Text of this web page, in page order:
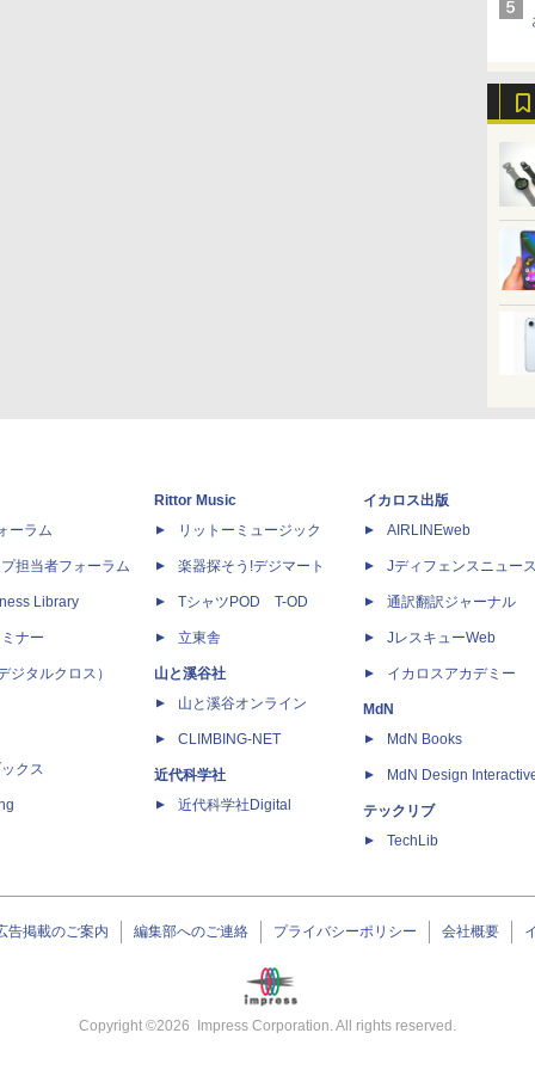
ーラム
担当者フォーラム
Library
ナー
ジタルクロス）
クス
Rittor Music
リットーミュージック
楽器探そう!デジマート
TシャツPOD T-OD
立東舎
山と溪谷社
山と溪谷オンライン
CLIMBING-NET
近代科学社
近代科学社Digital
イカロス出版
AIRLINEweb
Jディフェンスニュー
通訳翻訳ジャーナル
JレスキューWeb
イカロスアカデミー
MdN
MdN Books
MdN Design
テックリブ
TechLib
告掲載のご案内 編集部へのご連絡 プライバシーポリシー 会社概要
Copyright ©2026 Impress Corporation. All rights reserved.